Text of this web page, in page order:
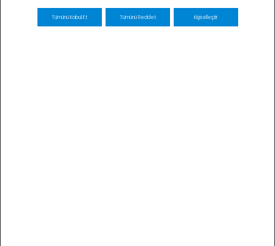
Tümünü Kabul Et Tümünü Reddet Kişiselleştir